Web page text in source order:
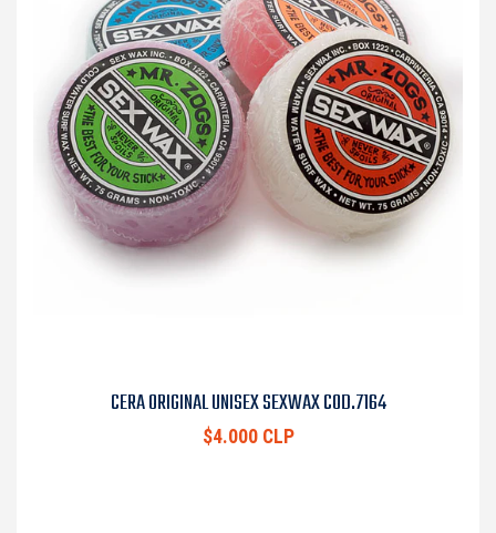
CERA ORIGINAL UNISEX SEXWAX COD.7164
$4.000 CLP